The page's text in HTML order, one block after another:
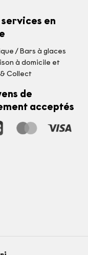
services en
/ Bars à glaces
à domicile et
Collect
de
acceptés